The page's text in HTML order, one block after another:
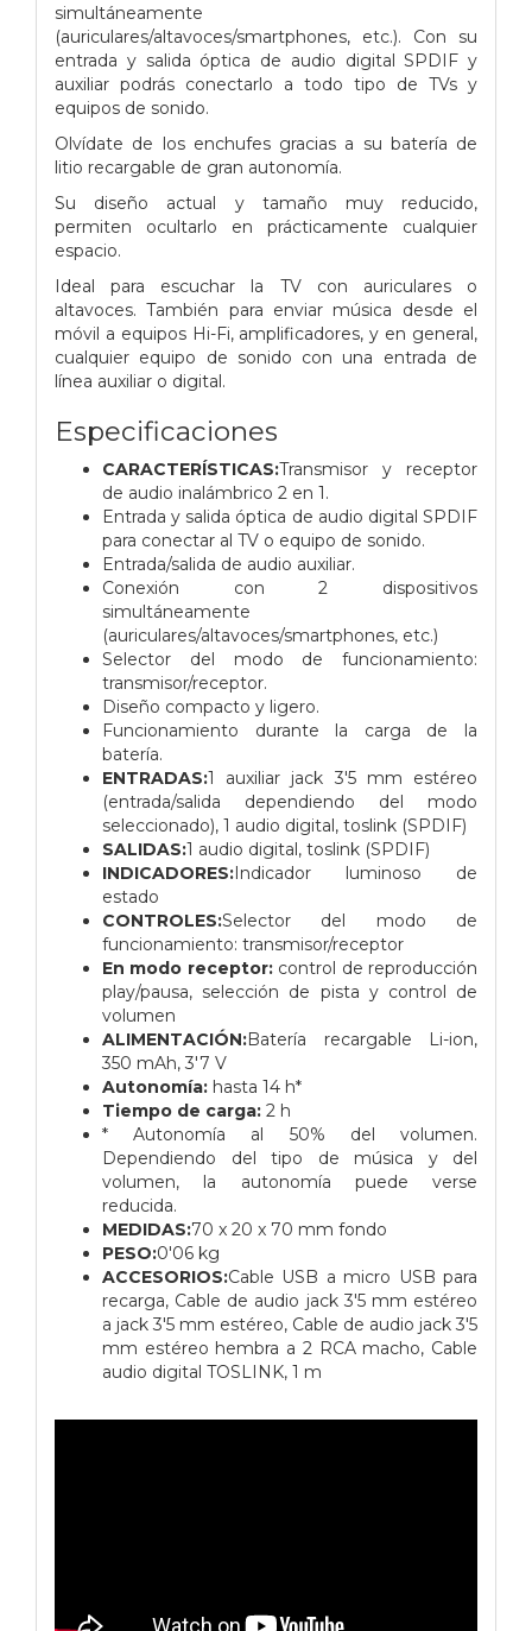
simultáneamente
(auriculares/altavoces/smartphones, etc.). Con su
entrada y salida óptica de audio digital SPDIF y
auxiliar podrás conectarlo a todo tipo de TVs y
equipos de sonido.
Olvídate de los enchufes gracias a su batería de
litio recargable de gran autonomía.
Su diseño actual y tamaño muy reducido,
permiten ocultarlo en prácticamente cualquier
espacio.
Ideal para escuchar la TV con auriculares o
altavoces. También para enviar música desde el
móvil a equipos Hi-Fi, amplificadores, y en general,
cualquier equipo de sonido con una entrada de
línea auxiliar o digital.
Especificaciones
CARACTERÍSTICAS:Transmisor y receptor
de audio inalámbrico 2 en 1.
Entrada y salida óptica de audio digital SPDIF
para conectar al TV o equipo de sonido.
Entrada/salida de audio auxiliar.
Conexión con 2 dispositivos
simultáneamente
(auriculares/altavoces/smartphones, etc.)
Selector del modo de funcionamiento:
transmisor/receptor.
Diseño compacto y ligero.
Funcionamiento durante la carga de la
batería.
ENTRADAS:1 auxiliar jack 3'5 mm estéreo
(entrada/salida dependiendo del modo
seleccionado), 1 audio digital, toslink (SPDIF)
SALIDAS:1 audio digital, toslink (SPDIF)
INDICADORES:Indicador luminoso de
estado
CONTROLES:Selector del modo de
funcionamiento: transmisor/receptor
En modo receptor:control de reproducción
play/pausa, selección de pista y control de
volumen
ALIMENTACIÓN:Batería recargable Li-ion,
350 mAh, 3'7 V
Autonomía: hasta 14 h*
Tiempo de carga: 2 h
* Autonomía al 50% del volumen.
Dependiendo del tipo de música y del
volumen, la autonomía puede verse
reducida.
MEDIDAS:70 x 20 x 70 mm fondo
PESO:0'06 kg
ACCESORIOS:Cable USB a micro USB para
recarga, Cable de audio jack 3'5 mm estéreo
a jack 3'5 mm estéreo, Cable de audio jack 3'5
mm estéreo hembra a 2 RCA macho, Cable
audio digital TOSLINK, 1 m